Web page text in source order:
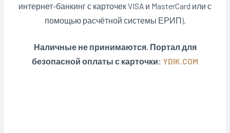
интернет-банкинг с карточек VISA и MasterCard или с
помощью расчётной системы ЕРИП).
Наличные не принимаются. Портал для
безопасной оплаты с карточки: YDIK.COM